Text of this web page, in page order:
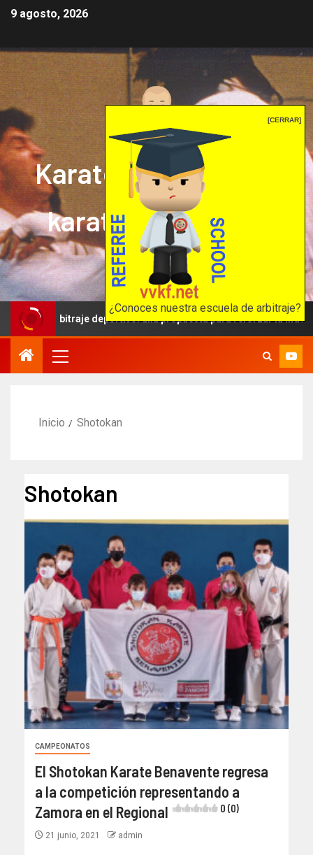
[CERRAR]
¿Conoces nuestra escuela de arbitraje?
9 agosto, 2026
Karate mrprepor: el
karate en internet
El karate en internet
una propuesta para reforzar la independencia arbitral
Inicio Shotokan
Shotokan
CAMPEONATOS
El Shotokan Karate Benavente regresa
a la competición representando a
Zamora en el Regional
0 (0)
21 junio, 2021 admin